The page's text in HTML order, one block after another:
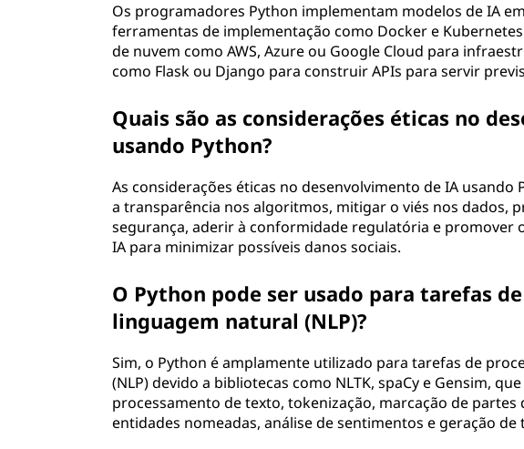
Os programadores Python implementam modelos de IA
ferramentas de implementação como Docker e
de nuvem como AWS, Azure ou Google Cloud para
como Flask ou Django para construir APIs para servir
Quais são as considerações éticas no
usando Python?
As considerações éticas no desenvolvimento de IA
a transparência nos algoritmos, mitigar o viés nos dados,
segurança, aderir à conformidade regulatória e promover
IA para minimizar possíveis danos sociais.
O Python pode ser usado para tarefas
linguagem natural (NLP)?
Sim, o Python é amplamente utilizado para tarefas de
(NLP) devido a bibliotecas como NLTK, spaCy e Gensim,
processamento de texto, tokenização, marcação de
entidades nomeadas, análise de sentimentos e geração de